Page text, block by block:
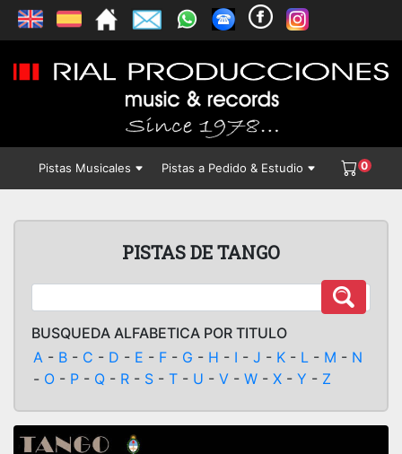
Pistas Musicales Pistas a Pedido & Estudio 0
PISTAS DE TANGO
BUSQUEDA ALFABETICA POR TITULO
A - B - C - D - E - F - G - H - I - J - K - L - M - N
- O - P - Q - R - S - T - U - V - W - X - Y - Z